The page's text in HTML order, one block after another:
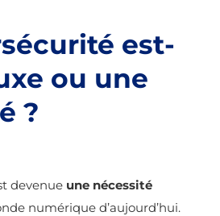
est-
ou une
?
devenue une nécessité
numérique d’aujourd’hui.